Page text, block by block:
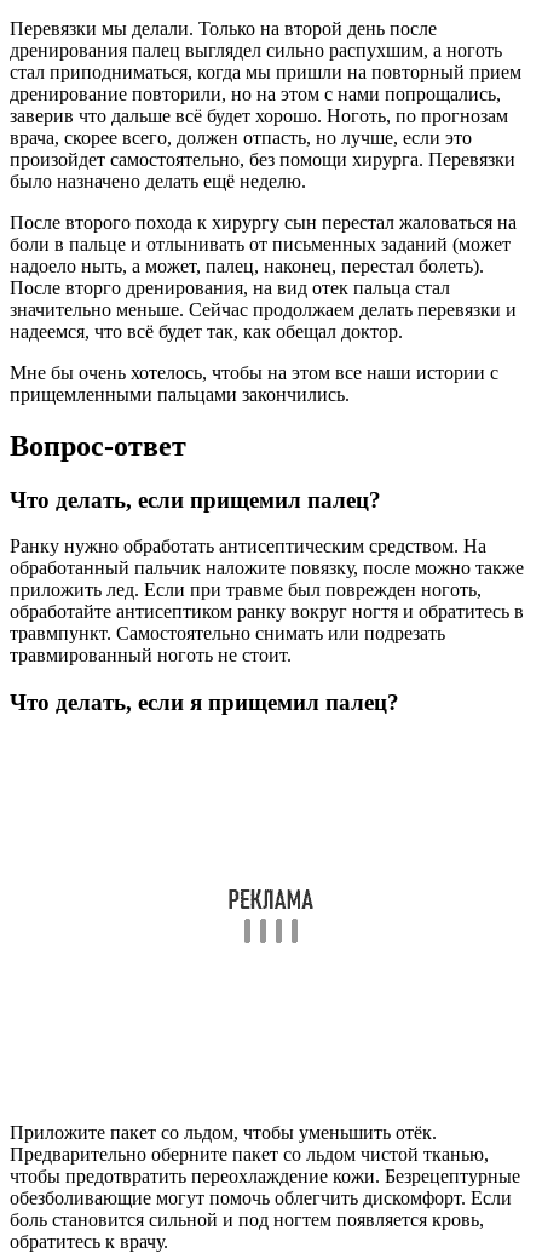
Перевязки мы делали. Только на второй день после
дренирования палец выглядел сильно распухшим, а ноготь
стал приподниматься, когда мы пришли на повторный прием
дренирование повторили, но на этом с нами попрощались,
заверив что дальше всё будет хорошо. Ноготь, по прогнозам
врача, скорее всего, должен отпасть, но лучше, если это
произойдет самостоятельно, без помощи хирурга. Перевязки
было назначено делать ещё неделю.
После второго похода к хирургу сын перестал жаловаться на
боли в пальце и отлынивать от письменных заданий (может
надоело ныть, а может, палец, наконец, перестал болеть).
После вторго дренирования, на вид отек пальца стал
значительно меньше. Сейчас продолжаем делать перевязки и
надеемся, что всё будет так, как обещал доктор.
Мне бы очень хотелось, чтобы на этом все наши истории с
прищемленными пальцами закончились.
Вопрос-ответ
Что делать, если прищемил палец?
Ранку нужно обработать антисептическим средством. На
обработанный пальчик наложите повязку, после можно также
приложить лед. Если при травме был поврежден ноготь,
обработайте антисептиком ранку вокруг ногтя и обратитесь в
травмпункт. Самостоятельно снимать или подрезать
травмированный ноготь не стоит.
Что делать, если я прищемил палец?
Приложите пакет со льдом, чтобы уменьшить отёк.
Предварительно оберните пакет со льдом чистой тканью,
чтобы предотвратить переохлаждение кожи. Безрецептурные
обезболивающие могут помочь облегчить дискомфорт. Если
боль становится сильной и под ногтем появляется кровь,
обратитесь к врачу.